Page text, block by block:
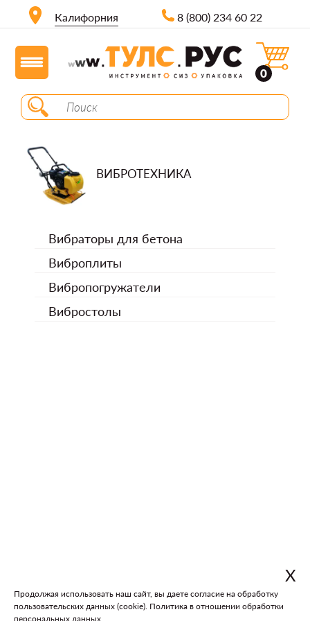
Калифорния 8 (800) 234 60 22
0
ВИБРОТЕХНИКА
Вибраторы для бетона
Виброплиты
Вибропогружатели
Вибростолы
В каталог На главную
Х
Продолжая использовать наш сайт, вы даете согласие на обработку
пользовательских данных (cookie). Политика в отношении обработки
персональных данных